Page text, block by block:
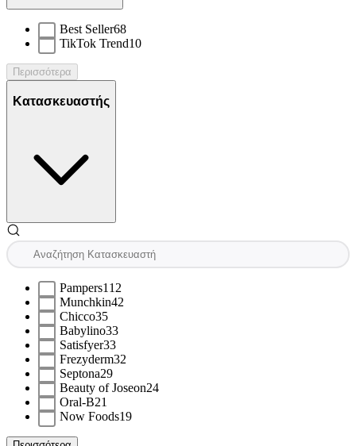
Best Seller68
TikTok Trend10
Περισσότερα
Κατασκευαστής
Pampers112
Munchkin42
Chicco35
Babylino33
Satisfyer33
Frezyderm32
Septona29
Beauty of Joseon24
Oral-B21
Now Foods19